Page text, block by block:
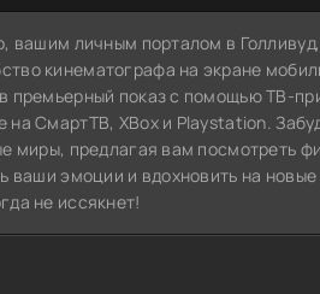
вашим личным порталом в
кинематографа на экране
премьерный показ с помощью ТВ-
на СмартТВ, XBox и Playstation.
миры, предлагая вам посмотреть
ваши эмоции и вдохновить на
не иссякнет!